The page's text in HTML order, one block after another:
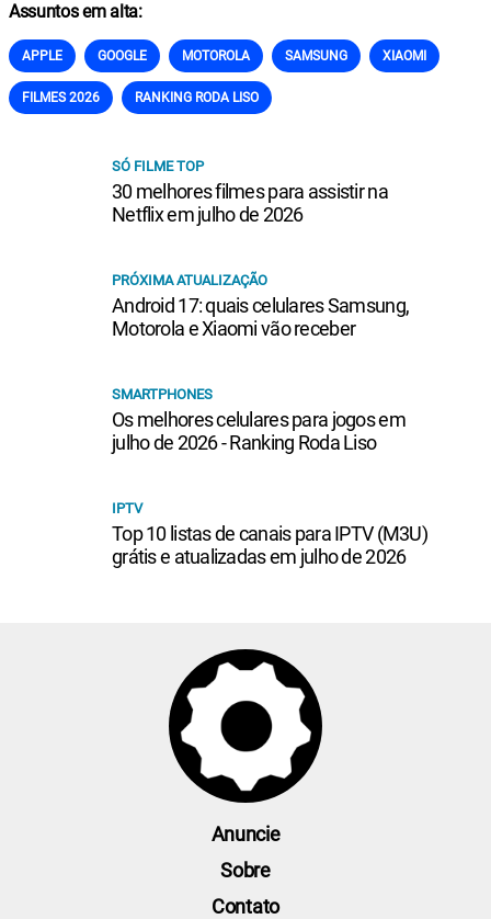
Assuntos em alta:
APPLE GOOGLE MOTOROLA SAMSUNG XIAOMI
FILMES 2026 RANKING RODA LISO
SÓ FILME TOP
30 melhores filmes para assistir na
Netflix em julho de 2026
PRÓXIMA ATUALIZAÇÃO
Android 17: quais celulares Samsung,
Motorola e Xiaomi vão receber
SMARTPHONES
Os melhores celulares para jogos em
julho de 2026 - Ranking Roda Liso
IPTV
Top 10 listas de canais para IPTV (M3U)
grátis e atualizadas em julho de 2026
Anuncie
Sobre
Contato